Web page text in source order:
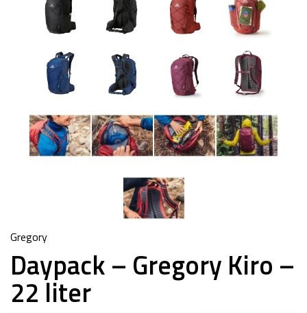
Gregory
Daypack – Gregory Kiro –
22 liter